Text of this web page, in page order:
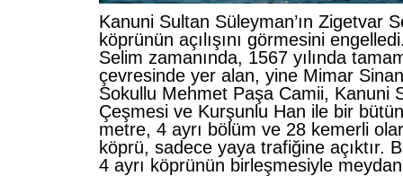
Kanuni Sultan Süleyman’ın Zigetvar
köprünün açılışını görmesini
Selim zamanında, 1567 yılında
çevresinde yer alan, yine Mimar
Sokullu Mehmet Paşa Camii, Kanuni
Çeşmesi ve Kurşunlu Han ile bir
metre, 4 ayrı bölüm ve 28 kemerli
köprü, sadece yaya trafiğine açıktır.
4 ayrı köprünün birleşmesiyle